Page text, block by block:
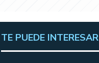
TE PUEDE INTERESAR